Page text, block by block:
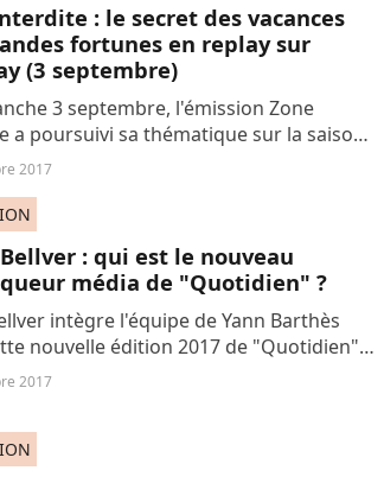
: le secret des vacances
fortunes en replay sur
(3 septembre)
3 septembre, l'émission Zone
a poursuivi sa thématique sur la saison
son numéro consacré aux grandes
et aux aristocrates en vacances.
2017
: qui est le nouveau
média de "Quotidien" ?
intègre l'équipe de Yann Barthès
nouvelle édition 2017 de "Quotidien"
Il présente une chronique sur les
2017